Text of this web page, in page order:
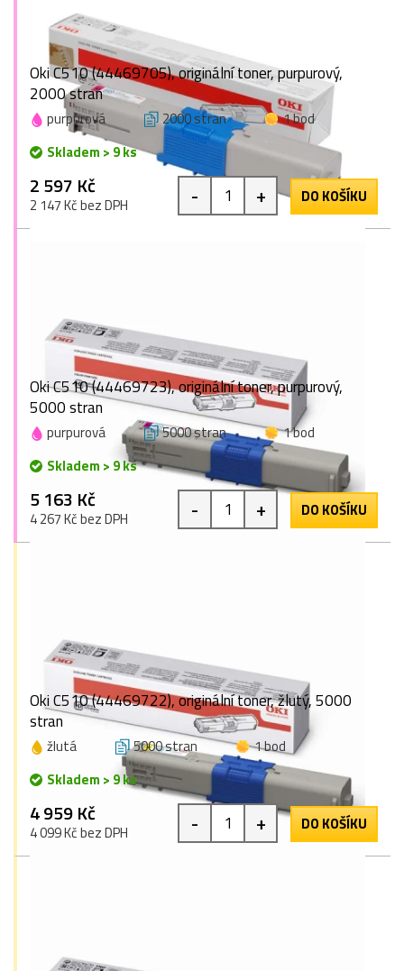
Oki C510 (44469705), originální toner, purpurový,
2000 stran
purpurová 2000 stran
1 bod
Skladem > 9 ks
2 597 Kč
2 147 Kč bez DPH - + DO KOŠÍKU
Oki C510 (44469723), originální toner, purpurový,
5000 stran
purpurová 5000 stran
1 bod
Skladem > 9 ks
5 163 Kč
4 267 Kč bez DPH - + DO KOŠÍKU
Oki C510 (44469722), originální toner, žlutý, 5000
stran
žlutá 5000 stran
1 bod
Skladem > 9 ks
4 959 Kč
4 099 Kč bez DPH - + DO KOŠÍKU